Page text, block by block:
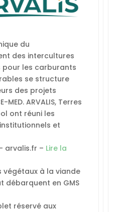
du
des intercultures
pour les carburants
se structure
des projets
MED. ARVALIS, Terres
ont réuni les
et
arvalis.fr – Lire la
végétaux à la viande
débarquent en GMS
réservé aux